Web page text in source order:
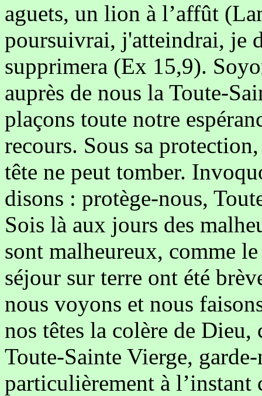
aguets, un lion à l’affût
poursuivrai, j'atteindrai, je
supprimera (Ex 15,9).
auprès de nous la Toute-
plaçons toute notre
recours. Sous sa
tête ne peut tomber.
disons : protège-nous,
Sois là aux jours des
sont malheureux, comme
séjour sur terre ont été
nous voyons et nous
nos têtes la colère de
Toute-Sainte Vierge,
particulièrement à l’instant